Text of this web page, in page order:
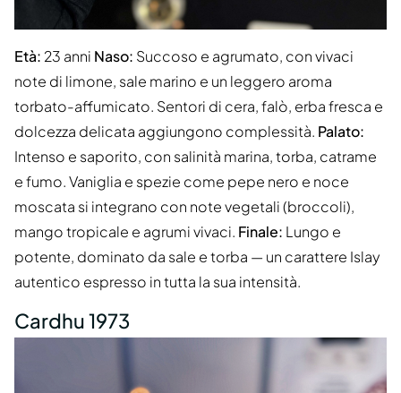
Età: 23 anni Naso: Succoso e agrumato, con vivaci
note di limone, sale marino e un leggero aroma
torbato-affumicato. Sentori di cera, falò, erba fresca e
dolcezza delicata aggiungono complessità. Palato:
Intenso e saporito, con salinità marina, torba, catrame
e fumo. Vaniglia e spezie come pepe nero e noce
moscata si integrano con note vegetali (broccoli),
mango tropicale e agrumi vivaci. Finale: Lungo e
potente, dominato da sale e torba — un carattere Islay
autentico espresso in tutta la sua intensità.
Cardhu 1973